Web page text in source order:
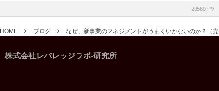
29560 PV
HOME ブログ なぜ、新事業のマネジメントがうまくいかないのか？（
株式会社レバレッジラボ-研究所